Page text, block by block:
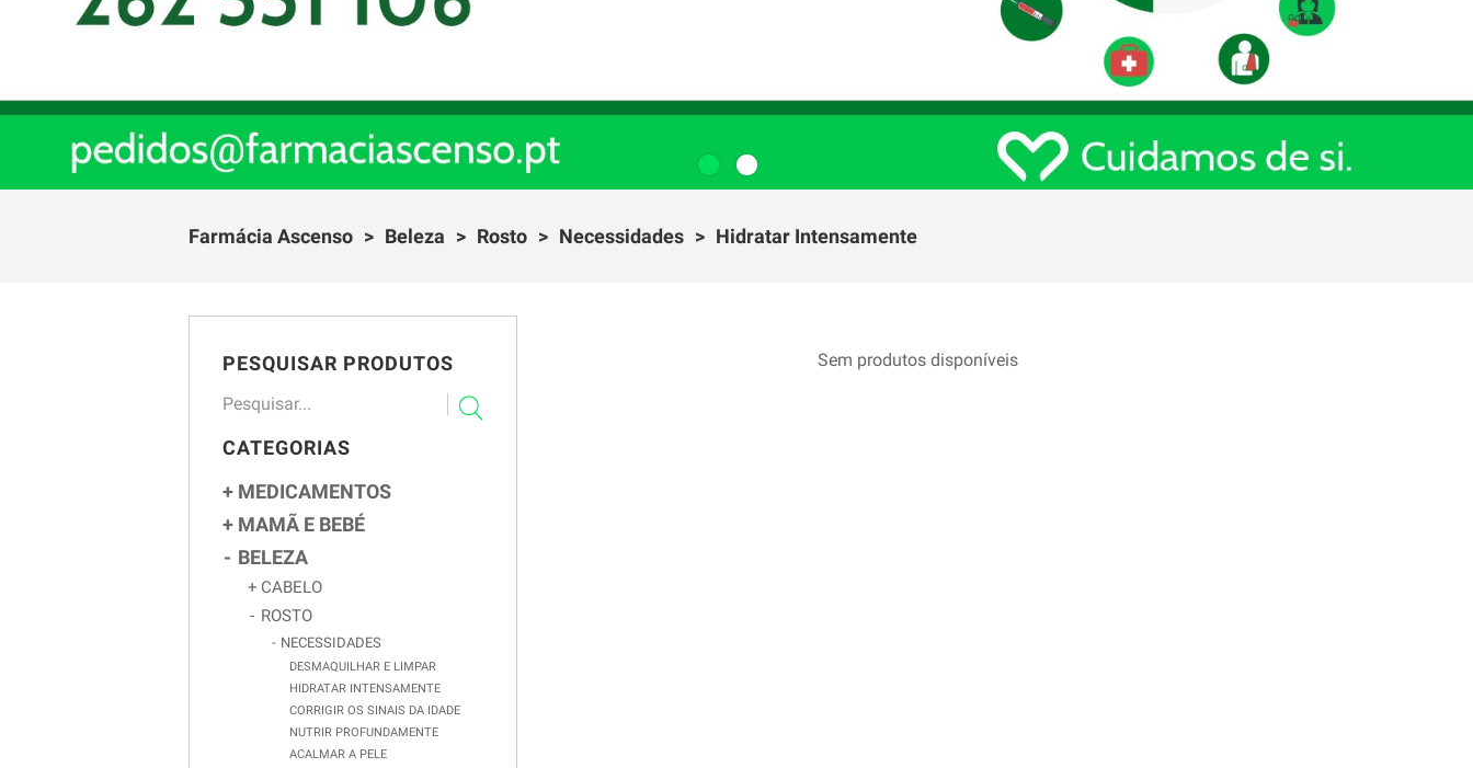
Farmácia Ascenso Beleza Rosto Necessidades Hidratar Intensamente
PESQUISAR PRODUTOS
CATEGORIAS
MEDICAMENTOS
MAMÃ E BEBÉ
BELEZA
CABELO
ROSTO
NECESSIDADES
DESMAQUILHAR E LIMPAR
HIDRATAR INTENSAMENTE
CORRIGIR OS SINAIS DA IDADE
NUTRIR PROFUNDAMENTE
ACALMAR A PELE
Sem produtos disponíveis